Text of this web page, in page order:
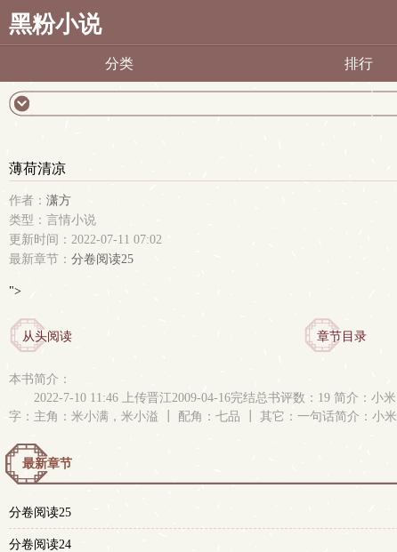
黑粉小说
分类 排行
薄荷清凉
作者： 潇方
类型：言情小说
更新时间：2022-07-11 07:02
最新章节： 分卷阅读25
">
从头阅读 章节目录
本书简介：
2022-7-10 11:46 上传晋江2009-04-16完结总书评数：19 简介：
字：主角：米小满，米小溢 ┃ 配角：七品 ┃ 其它：一句话简介：小
最新章节
分卷阅读25
分卷阅读24